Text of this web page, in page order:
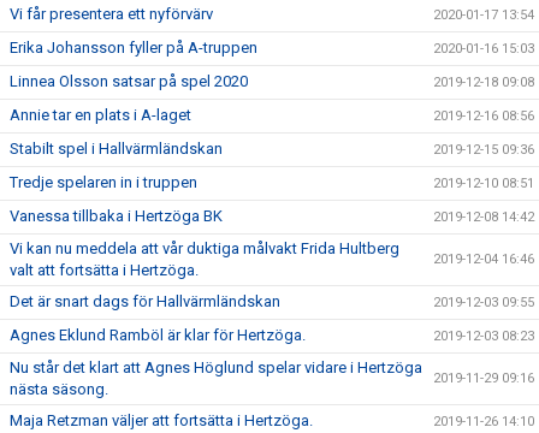
Vi får presentera ett nyförvärv 2020-01-17 13:54
Erika Johansson fyller på A-truppen 2020-01-16 15:03
Linnea Olsson satsar på spel 2020 2019-12-18 09:08
Annie tar en plats i A-laget 2019-12-16 08:56
Stabilt spel i Hallvärmländskan 2019-12-15 09:36
Tredje spelaren in i truppen 2019-12-10 08:51
Vanessa tillbaka i Hertzöga BK 2019-12-08 14:42
Vi kan nu meddela att vår duktiga målvakt Frida Hultberg
valt att fortsätta i Hertzöga.
2019-12-04 16:46
Det är snart dags för Hallvärmländskan 2019-12-03 09:55
Agnes Eklund Ramböl är klar för Hertzöga. 2019-12-03 08:23
Nu står det klart att Agnes Höglund spelar vidare i Hertzöga
nästa säsong.
2019-11-29 09:16
Maja Retzman väljer att fortsätta i Hertzöga. 2019-11-26 14:10